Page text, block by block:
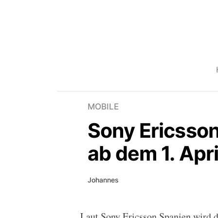
MOBILE
Sony
ab dem 1.
Johannes